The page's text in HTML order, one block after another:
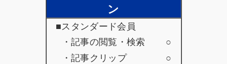
ン
■スタンダード会員
・記事の閲覧・検索
○
・記事クリップ
○